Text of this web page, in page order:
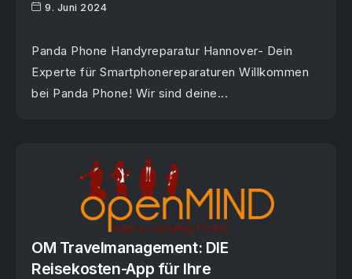
9. Juni 2024
Panda Phone Handyreparatur Hannover- Dein
Experte für Smartphonereparaturen Willkommen
bei Panda Phone! Wir sind deine...
OM Travelmanagement: DIE
Reisekosten-App für Ihre